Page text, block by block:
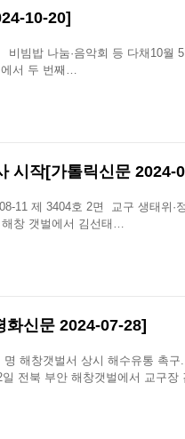
10-20]
빔밥 나눔·음악회 등 다채10월
에서 두 번째…
시작[가톨릭신문 2024-
11 제 3404호 2면 교구 생태위·
해창 갯벌에서 김선태…
신문 2024-07-28]
해창갯벌서 상시 해수유통 촉구
전북 부안 해창갯벌에서 교구